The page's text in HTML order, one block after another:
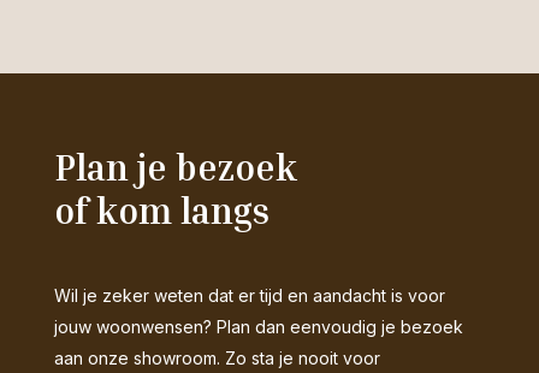
Plan je bezoek
of kom langs
Wil je zeker weten dat er tijd en aandacht is voor
jouw woonwensen? Plan dan eenvoudig je bezoek
aan onze showroom. Zo sta je nooit voor